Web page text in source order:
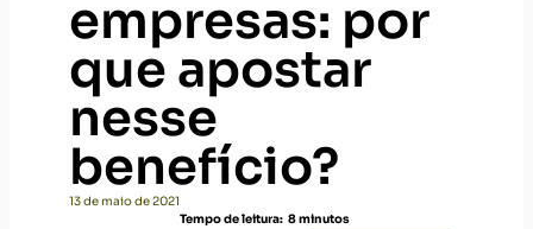
empresas: por
que apostar
nesse
benefício?
13 de maio de 2021
Tempo de leitura: 8minutos